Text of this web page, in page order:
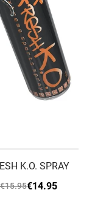
K.O. SPRAY
€15.95€14.95